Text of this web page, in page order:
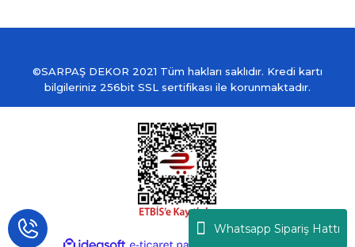
Whatsapp Sipariş Hattı
©SARPAŞ DEKOR 2021 Tüm hakları saklıdır. Kredi kartı
bilgileriniz 256bit SSL sertifikası ile korunmaktadır.